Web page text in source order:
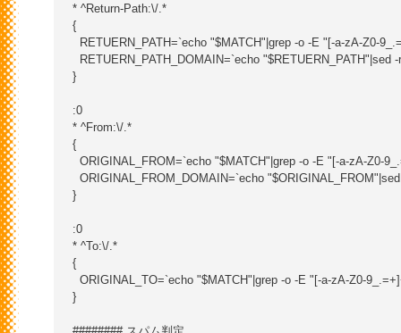
* ^Return-Path:\/.*
{
RETUERN_PATH=`echo "$MATCH"|grep -o -E "[-a-zA-Z0-
RETUERN_PATH_DOMAIN=`echo "$RETUERN_PATH"|sed -r "s/
}
:0
* ^From:\/.*
{
ORIGINAL_FROM=`echo "$MATCH"|grep -o -E "[-a-zA-Z0-
ORIGINAL_FROM_DOMAIN=`echo "$ORIGINAL_FROM"|sed -r
}
:0
* ^To:\/.*
{
ORIGINAL_TO=`echo "$MATCH"|grep -o -E "[-a-zA-Z0-
}